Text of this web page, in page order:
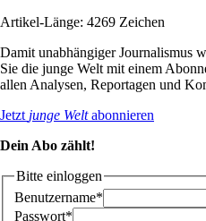
Artikel-Länge: 4269 Zeichen
Damit unabhängiger Journalismus
Sie die junge Welt mit einem
allen Analysen, Reportagen und
Jetzt junge Weltabonnieren
Dein Abo zählt!
Bitte einloggen
Benutzername*
Passwort*